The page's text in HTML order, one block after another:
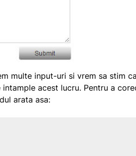
multe input-uri si vrem sa stim
acest lucru. Pentru a
arata asa: